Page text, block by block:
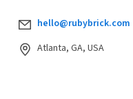
hello@rubybrick.com
Atlanta, GA, USA